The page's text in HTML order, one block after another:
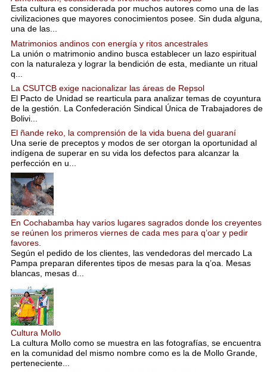
Esta cultura es considerada por muchos autores como una de las
civilizaciones que mayores conocimientos posee. Sin duda alguna,
una de las...
Matrimonios andinos con energía y ritos ancestrales
La unión o matrimonio andino busca establecer un lazo espiritual
con la naturaleza y lograr la bendición de esta, mediante un ritual
q...
La CSUTCB exige nacionalizar las áreas de Repsol
El Pacto de Unidad se rearticula para analizar temas de coyuntura
de la gestión. La Confederación Sindical Única de Trabajadores de
Bolivi...
El ñande reko, la comprensión de la vida buena del guaraní
Una serie de preceptos y modos de ser otorgan la oportunidad al
indígena de superar en su vida los defectos para alcanzar la
perfección en u...
En Cochabamba hay varios lugares sagrados donde los creyentes
se reúnen los primeros viernes de cada mes para q’oar y pedir
favores.
Según el pedido de los clientes, las vendedoras del mercado La
Pampa preparan diferentes tipos de mesas para la q’oa. Mesas
blancas, mesas d...
Cultura Mollo
La cultura Mollo como se muestra en las fotografías, se encuentra
en la comunidad del mismo nombre como es la de Mollo Grande,
perteneciente...